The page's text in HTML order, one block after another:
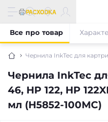
Чернила InkTec для
Чернила InkTec
46, HP 122, HP
мл (H5852-100MC)
Все про товар